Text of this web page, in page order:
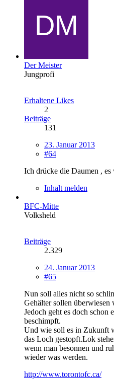
Der Meister
Jungprofi
Erhaltene Likes
2
Beiträge
131
23. Januar 2013
#64
Ich drücke die Daumen , es
Inhalt melden
BFC-Mitte
Volksheld
Beiträge
2.329
24. Januar 2013
#65
Nun soll alles nicht so
Gehälter sollen überwiesen
Jedoch geht es doch schon
beschimpft.
Und wie soll es in Zukunft
das Loch gestopft.Lok
wenn man besonnen und
wieder was werden.
http://www.torontofc.ca/